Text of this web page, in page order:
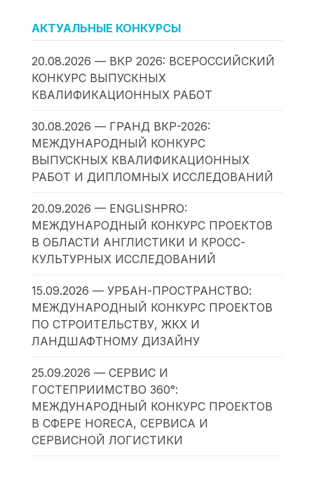
АКТУАЛЬНЫЕ КОНКУРСЫ
20.08.2026 — ВКР 2026: ВСЕРОССИЙСКИЙ
КОНКУРС ВЫПУСКНЫХ
КВАЛИФИКАЦИОННЫХ РАБОТ
30.08.2026 — ГРАНД ВКР-2026:
МЕЖДУНАРОДНЫЙ КОНКУРС
ВЫПУСКНЫХ КВАЛИФИКАЦИОННЫХ
РАБОТ И ДИПЛОМНЫХ ИССЛЕДОВАНИЙ
20.09.2026 — ENGLISHPRO:
МЕЖДУНАРОДНЫЙ КОНКУРС ПРОЕКТОВ
В ОБЛАСТИ АНГЛИСТИКИ И КРОСС-
КУЛЬТУРНЫХ ИССЛЕДОВАНИЙ
15.09.2026 — УРБАН-ПРОСТРАНСТВО:
МЕЖДУНАРОДНЫЙ КОНКУРС ПРОЕКТОВ
ПО СТРОИТЕЛЬСТВУ, ЖКХ И
ЛАНДШАФТНОМУ ДИЗАЙНУ
25.09.2026 — СЕРВИС И
ГОСТЕПРИИМСТВО 360°:
МЕЖДУНАРОДНЫЙ КОНКУРС ПРОЕКТОВ
В СФЕРЕ HORECA, СЕРВИСА И
СЕРВИСНОЙ ЛОГИСТИКИ